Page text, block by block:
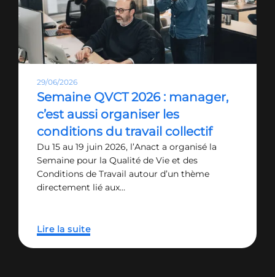
29/06/2026
Semaine QVCT 2026 : manager,
c’est aussi organiser les
conditions du travail collectif
Du 15 au 19 juin 2026, l’Anact a organisé la
Semaine pour la Qualité de Vie et des
Conditions de Travail autour d’un thème
directement lié aux…
Lire la suite